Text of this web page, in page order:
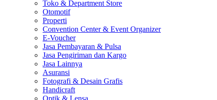
Toko & Department Store
Otomotif
Properti
Convention Center & Event Organizer
E-Voucher
Jasa Pembayaran & Pulsa
Jasa Pengiriman dan Kargo
Jasa Lainnya
Asuransi
Fotografi & Desain Grafis
Handicraft
Optik & Lensa